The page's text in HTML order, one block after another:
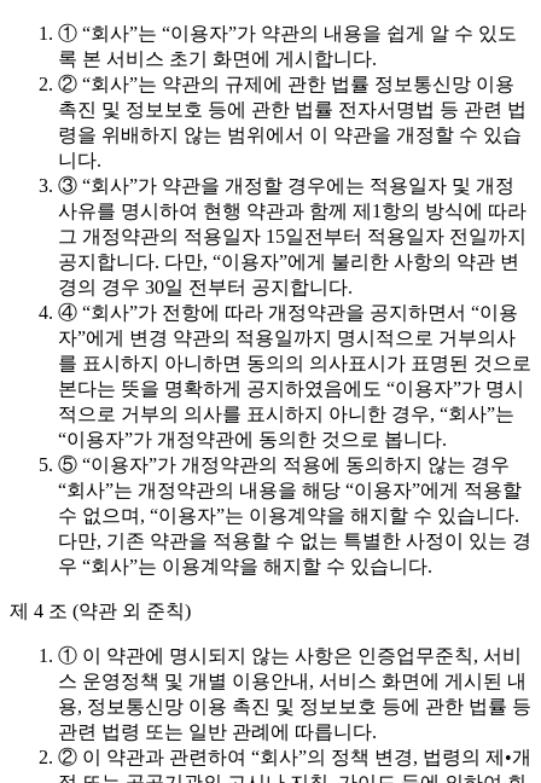
① “회사”는 “이용자”가 약관의 내용을 쉽게 알 수 있도
록 본 서비스 초기 화면에 게시합니다.
② “회사”는 약관의 규제에 관한 법률 정보통신망 이용
촉진 및 정보보호 등에 관한 법률 전자서명법 등 관련 법
령을 위배하지 않는 범위에서 이 약관을 개정할 수 있습
니다.
③ “회사”가 약관을 개정할 경우에는 적용일자 및 개정
사유를 명시하여 현행 약관과 함께 제1항의 방식에 따라
그 개정약관의 적용일자 15일전부터 적용일자 전일까지
공지합니다. 다만, “이용자”에게 불리한 사항의 약관 변
경의 경우 30일 전부터 공지합니다.
④ “회사”가 전항에 따라 개정약관을 공지하면서 “이용
자”에게 변경 약관의 적용일까지 명시적으로 거부의사
를 표시하지 아니하면 동의의 의사표시가 표명된 것으로
본다는 뜻을 명확하게 공지하였음에도 “이용자”가 명시
적으로 거부의 의사를 표시하지 아니한 경우, “회사”는
“이용자”가 개정약관에 동의한 것으로 봅니다.
⑤ “이용자”가 개정약관의 적용에 동의하지 않는 경우
“회사”는 개정약관의 내용을 해당 “이용자”에게 적용할
수 없으며, “이용자”는 이용계약을 해지할 수 있습니다.
다만, 기존 약관을 적용할 수 없는 특별한 사정이 있는 경
우 “회사”는 이용계약을 해지할 수 있습니다.
제 4 조 (약관 외 준칙)
① 이 약관에 명시되지 않는 사항은 인증업무준칙, 서비
스 운영정책 및 개별 이용안내, 서비스 화면에 게시된 내
용, 정보통신망 이용 촉진 및 정보보호 등에 관한 법률 등
관련 법령 또는 일반 관례에 따릅니다.
② 이 약관과 관련하여 “회사”의 정책 변경, 법령의 제•개